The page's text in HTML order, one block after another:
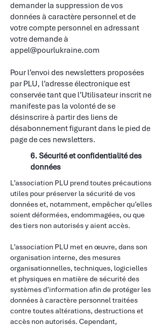
demander la suppression de vos
données à caractère personnel et de
votre compte personnel en adressant
votre demande à
appel@pourlukraine.com
Pour l’envoi des newsletters proposées
par PLU, l’adresse électronique est
conservée tant que l’Utilisateur inscrit ne
manifeste pas la volonté de se
désinscrire à partir des liens de
désabonnement figurant dans le pied de
page de ces newsletters.
6. Sécurité et confidentialité des
données
L’association PLU prend toutes précautions
utiles pour préserver la sécurité de vos
données et, notamment, empêcher qu’elles
soient déformées, endommagées, ou que
des tiers non autorisés y aient accès.
L’association PLU met en œuvre, dans son
organisation interne, des mesures
organisationnelles, techniques, logicielles
et physiques en matière de sécurité des
systèmes d’information afin de protéger les
données à caractère personnel traitées
contre toutes altérations, destructions et
accès non autorisés. Cependant,